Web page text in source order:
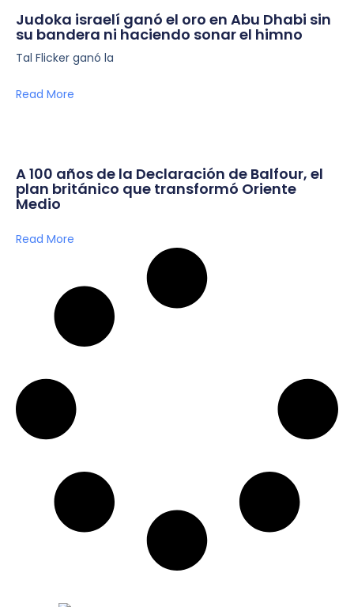
Judoka israelí ganó el oro en Abu Dhabi sin
su bandera ni haciendo sonar el himno
Tal Flicker ganó la
Read More
A 100 años de la Declaración de Balfour, el
plan británico que transformó Oriente
Medio
Read More